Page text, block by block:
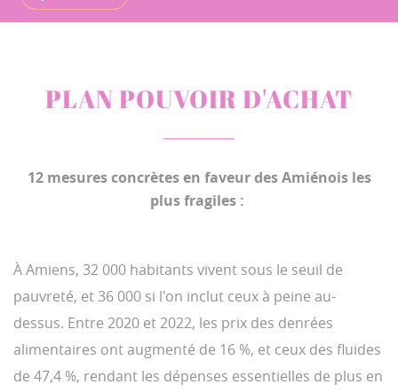
PLAN POUVOIR D'ACHAT
12 mesures concrètes en faveur des Amiénois les
plus fragiles :
À Amiens, 32 000 habitants vivent sous le seuil de
pauvreté, et 36 000 si l'on inclut ceux à peine au-
dessus. Entre 2020 et 2022, les prix des denrées
alimentaires ont augmenté de 16 %, et ceux des fluides
de 47,4 %, rendant les dépenses essentielles de plus en